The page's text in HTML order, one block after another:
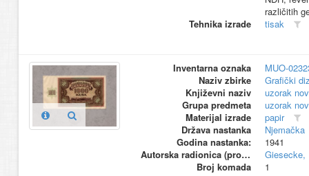
različitih
Tehnika izrade
tisak
Inventarna oznaka
MUO-
Naziv zbirke
Grafički
Književni naziv
uzorak
Grupa predmeta
uzorak
Materijal izrade
papir
Država nastanka
Njemačka
Godina nastanka:
1941
Autorska radionica (proizvođač)
Giesecke,
Broj komada
1